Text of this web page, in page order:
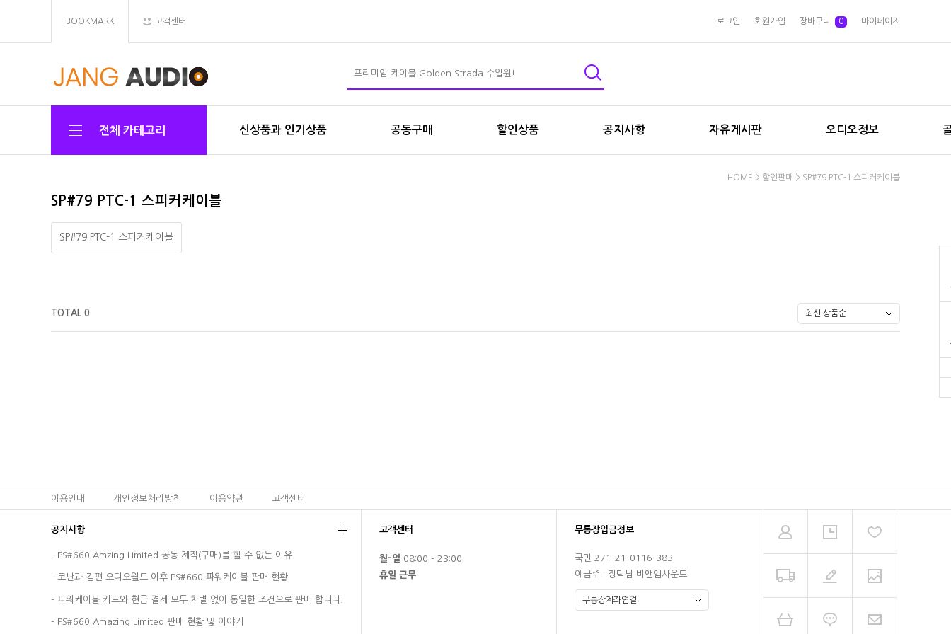
BOOKMARK 고객센터 로그인 회원가입 장바구니 0 마이페이지
전체 카테고리 신상품과 인기상품 공동구매 할인상품 공지사항 자유게시판 오디오정보
HOME > 할인판매 > SP#79 PTC-1 스피커케이블
SP#79 PTC-1 스피커케이블
SP#79 PTC-1 스피커케이블
TOTAL 0
이용안내 개인정보처리방침 이용약관 고객센터
공지사항
- PS#660 Amzing Limited 공동 제작(구매)를 할 수 없는 이유
- 코난과 김편 오디오월드 이후 PS#660 파워케이블 판매 현황
- 파워케이블 카드와 현금 결제 모두 차별 없이 동일한 조건으로 판매 합니다.
- PS#660 Amazing Limited 판매 현황 및 이야기
고객센터
월-일 08:00 - 23:00
휴일 근무
무통장입금정보
국민 271-21-0116-383
예금주 : 장덕남 비앤엠사운드